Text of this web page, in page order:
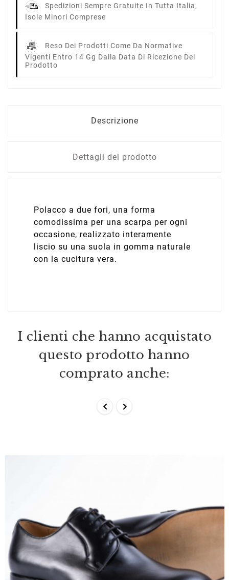
Spedizioni Sempre Gratuite In Tutta Italia,
Isole Minori Comprese
Reso Dei Prodotti Come Da Normative
Vigenti Entro 14 Gg Dalla Data Di Ricezione Del
Prodotto
Descrizione
Dettagli del prodotto
Polacco a due fori, una forma
comodissima per una scarpa per ogni
occasione, realizzato interamente
liscio su una suola in gomma naturale
con la cucitura vera.
I clienti che hanno acquistato
questo prodotto hanno
comprato anche:
 